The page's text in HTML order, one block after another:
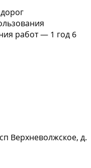
работ — 1 год 6
Верхневолжское, д.